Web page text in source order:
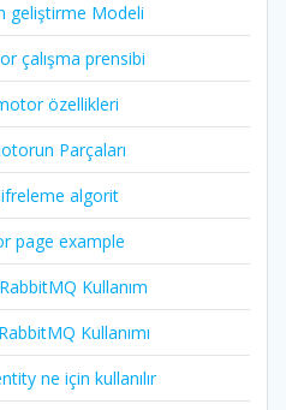
geliştirme Modeli
çalışma prensibi
özellikleri
Parçaları
algorit
page example
Kullanım
Kullanımı
ne için kullanılır